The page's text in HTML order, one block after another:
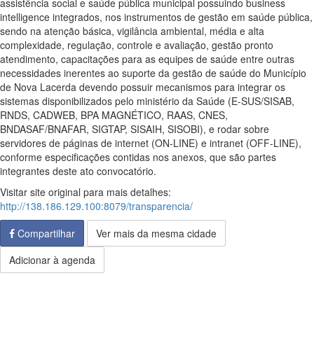
assistência social e saúde pública municipal possuindo business
intelligence integrados, nos instrumentos de gestão em saúde pública,
sendo na atenção básica, vigilância ambiental, média e alta
complexidade, regulação, controle e avaliação, gestão pronto
atendimento, capacitações para as equipes de saúde entre outras
necessidades inerentes ao suporte da gestão de saúde do Município
de Nova Lacerda devendo possuir mecanismos para integrar os
sistemas disponibilizados pelo ministério da Saúde (E-SUS/SISAB,
RNDS, CADWEB, BPA MAGNÉTICO, RAAS, CNES,
BNDASAF/BNAFAR, SIGTAP, SISAIH, SISOBI), e rodar sobre
servidores de páginas de internet (ON-LINE) e intranet (OFF-LINE),
conforme especificações contidas nos anexos, que são partes
integrantes deste ato convocatório.
Visitar site original para mais detalhes:
http://138.186.129.100:8079/transparencia/
Compartilhar
Ver mais da mesma cidade
Adicionar à agenda